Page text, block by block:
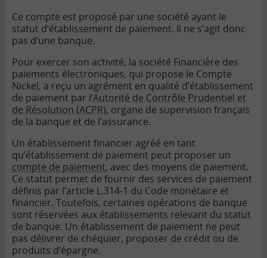
Ce compte est proposé par une société ayant le
statut d’établissement de paiement. Il ne s’agit donc
pas d’une banque.
Pour exercer son activité, la société Financière des
paiements électroniques, qui propose le Compte
Nickel, a reçu un agrément en qualité d’établissement
de paiement par l’Autorité de Contrôle Prudentiel et
de Résolution (ACPR), organe de supervision français
de la banque et de l’assurance.
Un établissement financier agréé en tant
qu’établissement de paiement peut proposer un
compte de paiement, avec des moyens de paiement.
Ce statut permet de fournir des services de paiement
définis par l’article L.314-1 du Code monétaire et
financier. Toutefois, certaines opérations de banque
sont réservées aux établissements relevant du statut
de banque. Un établissement de paiement ne peut
pas délivrer de chéquier, proposer de crédit ou de
produits d’épargne.